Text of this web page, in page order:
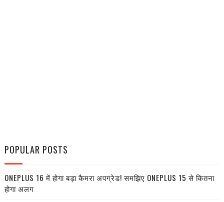
POPULAR POSTS
ONEPLUS 16 में होगा बड़ा कैमरा अपग्रेड! समझिए ONEPLUS 15 से कितना
होगा अलग